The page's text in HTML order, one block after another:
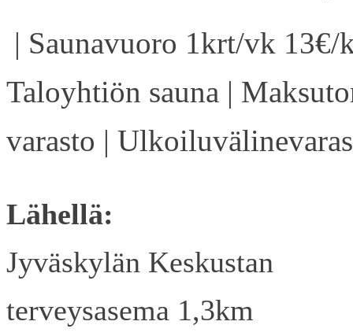
| Saunavuoro 1krt/vk
Taloyhtiön sauna |
varasto |
Lähellä:
Jyväskylän Keskustan
terveysasema 1,3km